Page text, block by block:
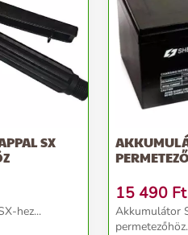
SX
hez...
15 490 Ft
Akkumulátor